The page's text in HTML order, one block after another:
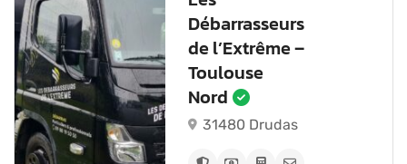
Débarrasseurs
de l’Extrême –
Pau
Artiguelouve